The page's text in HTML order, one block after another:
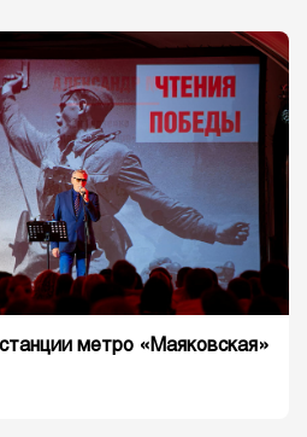
метро «Маяковская»